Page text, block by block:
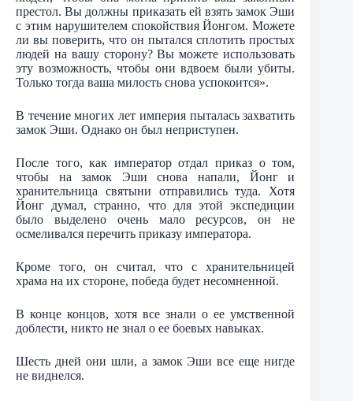
престол. Вы должны приказать ей взять замок Эши
с этим нарушителем спокойствия Йонгом. Можете
ли вы поверить, что он пытался сплотить простых
людей на вашу сторону? Вы можете использовать
эту возможность, чтобы они вдвоем были убиты.
Только тогда ваша милость снова успокоится».
В течение многих лет империя пыталась захватить
замок Эши. Однако он был неприступен.
После того, как император отдал приказ о том,
чтобы на замок Эши снова напали, Йонг и
хранительница святыни отправились туда. Хотя
Йонг думал, странно, что для этой экспедиции
было выделено очень мало ресурсов, он не
осмеливался перечить приказу императора.
Кроме того, он считал, что с хранительницей
храма на их стороне, победа будет несомненной.
В конце концов, хотя все знали о ее умственной
доблести, никто не знал о ее боевых навыках.
Шесть дней они шли, а замок Эши все еще нигде
не виднелся.